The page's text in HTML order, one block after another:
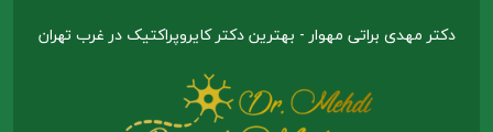
دکتر مهدی براتی مهوار - بهترین دکتر کایروپراکتیک در غرب تهران